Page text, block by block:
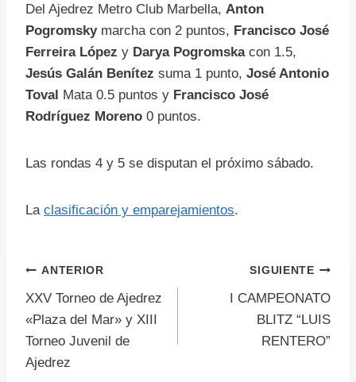
Del Ajedrez Metro Club Marbella, Anton
Pogromskymarcha con 2 puntos, Francisco José
Ferreira López y Darya Pogromskacon 1.5,
Jesús Galán Benítez suma 1 punto, José Antonio
Toval Mata 0.5 puntos y Francisco José
Rodríguez Moreno 0 puntos.
Las rondas 4 y 5 se disputan el próximo sábado.
La clasificación y emparejamientos.
Navegación
de
entradas
ANTERIOR
XXV Torneo de Ajedrez
«Plaza del Mar» y XIII
Torneo Juvenil de
Ajedrez
SIGUIENTE
I CAMPEONATO
BLITZ “LUIS
RENTERO”